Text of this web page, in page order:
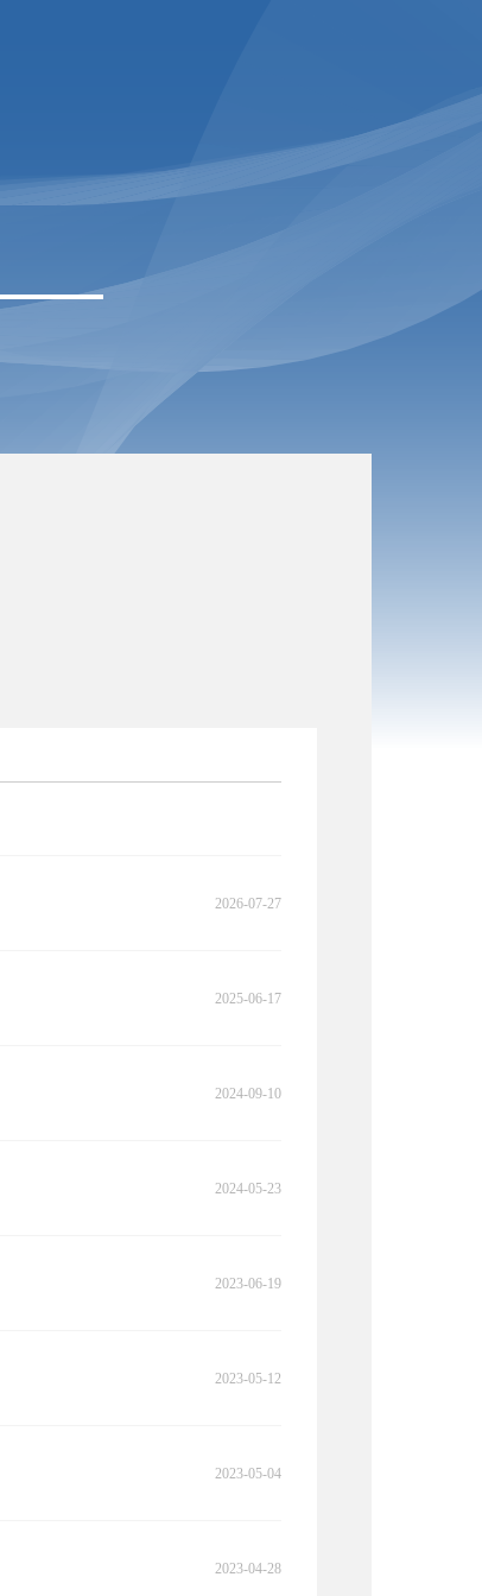
2026-07-27
2025-06-17
2024-09-10
2024-05-23
2023-06-19
2023-05-12
2023-05-04
2023-04-28